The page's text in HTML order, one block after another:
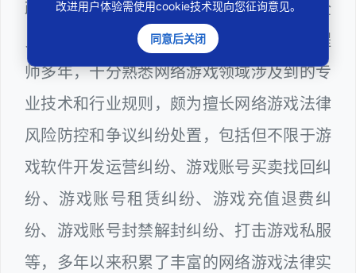
政府系统公职律师、计算机信息网络安全
员、WEB前端开发和WEB服务器维护工程
师多年，十分熟悉网络游戏领域涉及到的专
业技术和行业规则，颇为擅长网络游戏法律
风险防控和争议纠纷处置，包括但不限于游
戏软件开发运营纠纷、游戏账号买卖找回纠
纷、游戏账号租赁纠纷、游戏充值退费纠
纷、游戏账号封禁解封纠纷、打击游戏私服
等，多年以来积累了丰富的网络游戏法律实
改进用户体验需使用cookie技术现向您征询意见。
同意后关闭